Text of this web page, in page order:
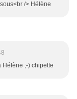
/> Hélène
Hélène ;-) chipette